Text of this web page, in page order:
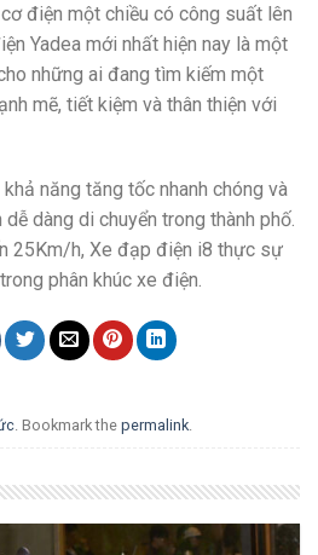
điện một chiều có công suất lên
Yadea mới nhất hiện nay là một
những ai đang tìm kiếm một
mẽ, tiết kiệm và thân thiện với
năng tăng tốc nhanh chóng và
dàng di chuyển trong thành phố.
25Km/h, Xe đạp điện i8 thực sự
phân khúc xe điện.
. Bookmark the permalink